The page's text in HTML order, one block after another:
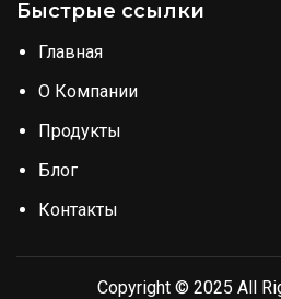
Быстрые ссылки
Главная
О Компании
Продукты
Блог
Контакты
Copyright © 2025 All